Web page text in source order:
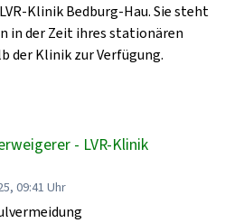
Klinik Bedburg-Hau. Sie steht
in der Zeit ihres stationären
der Klinik zur Verfügung.
- LVR-Klinik
09:41 Uhr